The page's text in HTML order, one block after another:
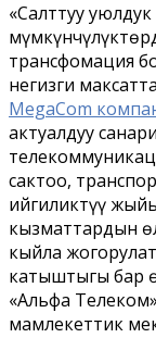
«Салттуу
трансфомация
негизги
MegaCom
актуалдуу
сактоо,
ийгиликтүү
кызматтардын
кыйла
катыштыгы бар
«Альфа
мамлекеттик